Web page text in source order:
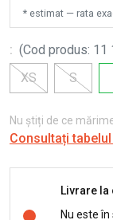
* estimat — rata
: (Cod produs: 11
XS
S
Nu știți de ce
Consultați
Livrare
Nu este